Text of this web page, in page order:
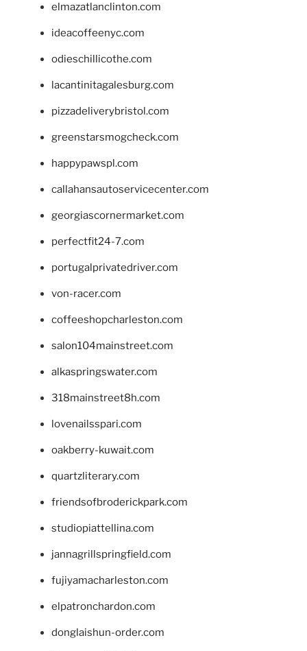
elmazatlanclinton.com
ideacoffeenyc.com
odieschillicothe.com
lacantinitagalesburg.com
pizzadeliverybristol.com
greenstarsmogcheck.com
happypawspl.com
callahansautoservicecenter.com
georgiascornermarket.com
perfectfit24-7.com
portugalprivatedriver.com
von-racer.com
coffeeshopcharleston.com
salon104mainstreet.com
alkaspringswater.com
318mainstreet8h.com
lovenailsspari.com
oakberry-kuwait.com
quartzliterary.com
friendsofbroderickpark.com
studiopiattellina.com
jannagrillspringfield.com
fujiyamacharleston.com
elpatronchardon.com
donglaishun-order.com